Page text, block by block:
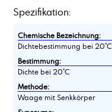
Spezifikation:
Chemische Bezeichnung:
Dichtebestimmung bei 20°C
Bestimmung:
Dichte bei 20°C
Methode:
Waage mit Senkkörper